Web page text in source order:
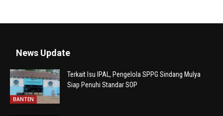
News Update
BANTEN
Terkait Isu IPAL, Pengelola SPPG Sindang Mulya
Siap Penuhi Standar SOP